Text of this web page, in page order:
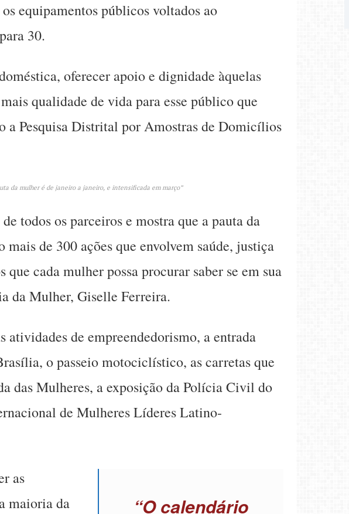
equipamentos públicos voltados ao
30.
oferecer apoio e dignidade àquelas
qualidade de vida para esse público que
a Pesquisa Distrital por Amostras de Domicílios
da mulher é de janeiro a janeiro, e intensificada em março”
todos os parceiros e mostra que a pauta da
de 300 ações que envolvem saúde, justiça
cada mulher possa procurar saber se em sua
da Mulher, Giselle Ferreira.
atividades de empreendedorismo, a entrada
o passeio motociclístico, as carretas que
das Mulheres, a exposição da Polícia Civil do
de Mulheres Líderes Latino-
“O calendário
as
maioria da